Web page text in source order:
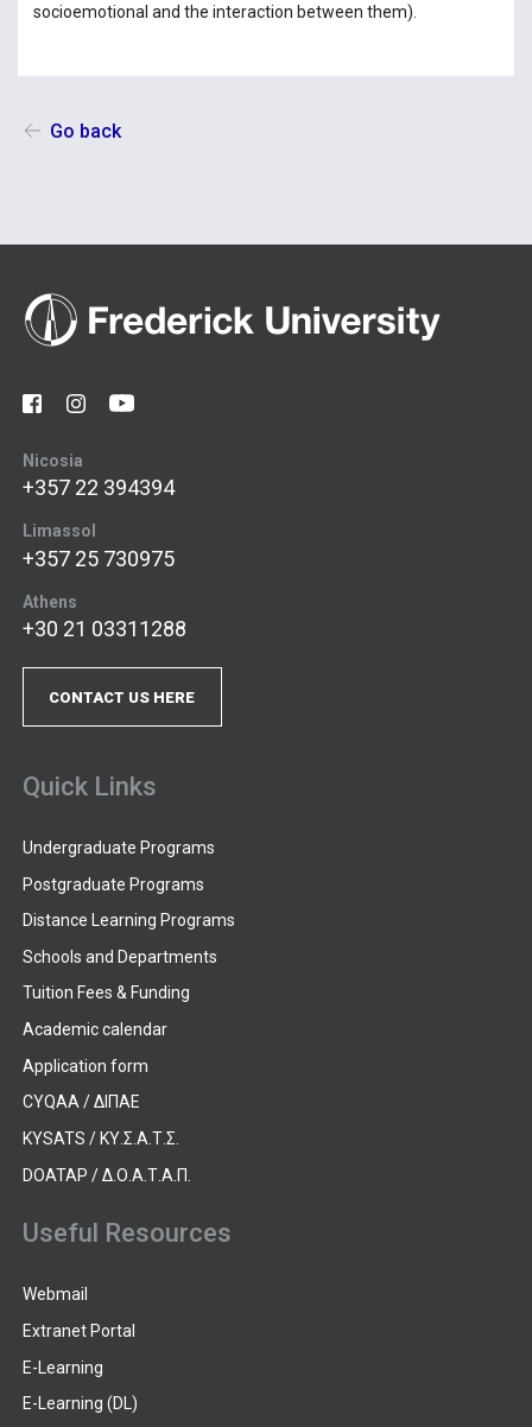
socioemotional and the interaction between them).
Go back
Nicosia
+357 22 394394
Limassol
+357 25 730975
Athens
+30 21 03311288
CONTACT US HERE
Quick Links
Undergraduate Programs
Postgraduate Programs
Distance Learning Programs
Schools and Departments
Tuition Fees & Funding
Academic calendar
Application form
CYQAA / ΔΙΠΑΕ
KYSATS / ΚΥ.Σ.Α.Τ.Σ.
DOATAP / Δ.Ο.Α.Τ.Α.Π.
Useful Resources
Webmail
Extranet Portal
E-Learning
E-Learning (DL)